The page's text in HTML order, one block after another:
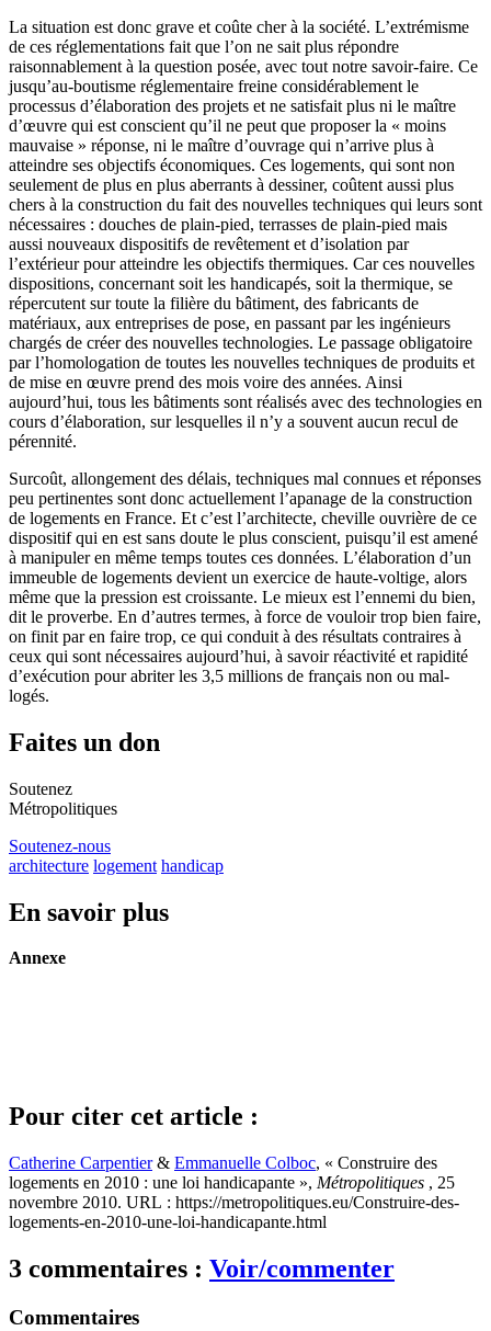
La situation est donc grave et coûte cher à la société. L’extrémisme
de ces réglementations fait que l’on ne sait plus répondre
raisonnablement à la question posée, avec tout notre savoir-faire. Ce
jusqu’au-boutisme réglementaire freine considérablement le
processus d’élaboration des projets et ne satisfait plus ni le maître
d’œuvre qui est conscient qu’il ne peut que proposer la « moins
mauvaise » réponse, ni le maître d’ouvrage qui n’arrive plus à
atteindre ses objectifs économiques. Ces logements, qui sont non
seulement de plus en plus aberrants à dessiner, coûtent aussi plus
chers à la construction du fait des nouvelles techniques qui leurs sont
nécessaires : douches de plain-pied, terrasses de plain-pied mais
aussi nouveaux dispositifs de revêtement et d’isolation par
l’extérieur pour atteindre les objectifs thermiques. Car ces nouvelles
dispositions, concernant soit les handicapés, soit la thermique, se
répercutent sur toute la filière du bâtiment, des fabricants de
matériaux, aux entreprises de pose, en passant par les ingénieurs
chargés de créer des nouvelles technologies. Le passage obligatoire
par l’homologation de toutes les nouvelles techniques de produits et
de mise en œuvre prend des mois voire des années. Ainsi
aujourd’hui, tous les bâtiments sont réalisés avec des technologies en
cours d’élaboration, sur lesquelles il n’y a souvent aucun recul de
pérennité.
Surcoût, allongement des délais, techniques mal connues et réponses
peu pertinentes sont donc actuellement l’apanage de la construction
de logements en France. Et c’est l’architecte, cheville ouvrière de ce
dispositif qui en est sans doute le plus conscient, puisqu’il est amené
à manipuler en même temps toutes ces données. L’élaboration d’un
immeuble de logements devient un exercice de haute-voltige, alors
même que la pression est croissante. Le mieux est l’ennemi du bien,
dit le proverbe. En d’autres termes, à force de vouloir trop bien faire,
on finit par en faire trop, ce qui conduit à des résultats contraires à
ceux qui sont nécessaires aujourd’hui, à savoir réactivité et rapidité
d’exécution pour abriter les 3,5 millions de français non ou mal-
logés.
Faites un don
Soutenez
Métropolitiques
Soutenez-nous
architecture logement handicap
En savoir plus
Annexe
Pour citer cet article :
Catherine Carpentier& Emmanuelle Colboc, « Construire des
logements en 2010 : une loi handicapante », Métropolitiques , 25
novembre 2010. URL : https://metropolitiques.eu/Construire-des-
logements-en-2010-une-loi-handicapante.html
3 commentaires : Voir/commenter
Commentaires